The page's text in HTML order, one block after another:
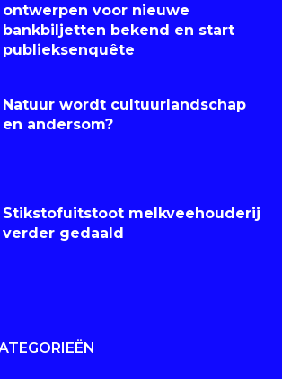
ontwerpen voor nieuwe
bankbiljetten bekend en start
publieksenquête
Natuur wordt cultuurlandschap
en andersom?
Stikstofuitstoot melkveehouderij
verder gedaald